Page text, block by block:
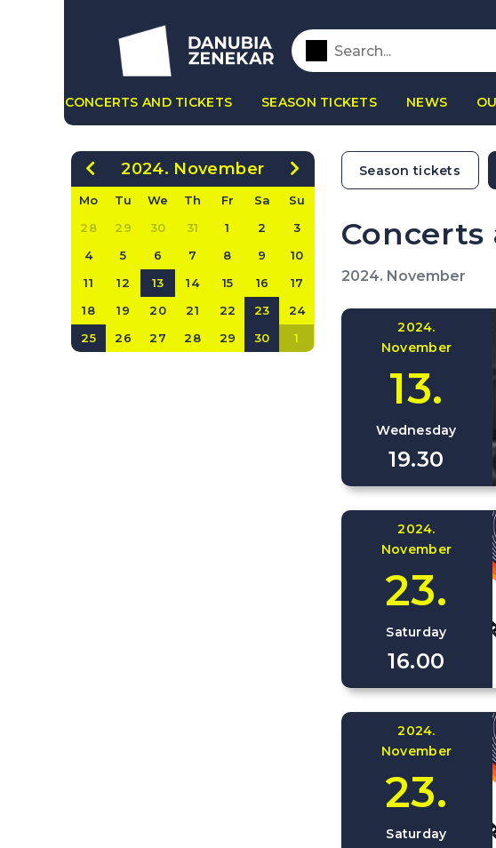
CONCERTS AND TICKETS SEASON TICKETS NEWS
2024. November
Mo Tu We Th Fr Sa
Su
28
29 30 31 1 2
3
4
5 6 7 8 9
10
11
12 13 14 15 16
17
18
19 20 21 22 23
24
25
26 27 28 29 30 1
Season tickets
2024. November
2024.
November
13.
Wednesday
19.30
2024.
November
23.
Saturday
16.00
2024.
November
23.
Saturday